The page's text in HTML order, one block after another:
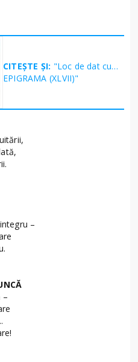
CITEȘTE ȘI: "Loc de dat cu…
EPIGRAMA (XLVII)"
–
–